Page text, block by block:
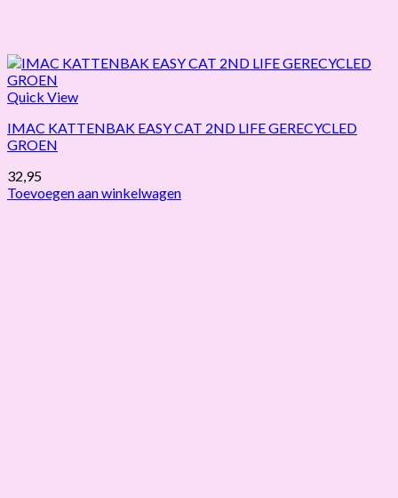
Quick View
IMAC KATTENBAK EASY CAT 2ND LIFE GERECYCLED
GROEN
32,95
Toevoegen aan winkelwagen